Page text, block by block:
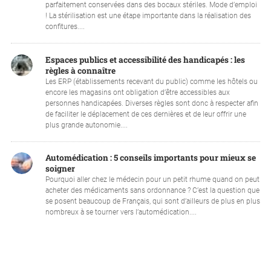
parfaitement conservées dans des bocaux stériles. Mode d’emploi
! La stérilisation est une étape importante dans la réalisation des
confitures....
Espaces publics et accessibilité des handicapés : les
règles à connaître
Les ERP (établissements recevant du public) comme les hôtels ou
encore les magasins ont obligation d’être accessibles aux
personnes handicapées. Diverses règles sont donc à respecter afin
de faciliter le déplacement de ces dernières et de leur offrir une
plus grande autonomie....
Automédication : 5 conseils importants pour mieux se
soigner
Pourquoi aller chez le médecin pour un petit rhume quand on peut
acheter des médicaments sans ordonnance ? C’est la question que
se posent beaucoup de Français, qui sont d’ailleurs de plus en plus
nombreux à se tourner vers l’automédication....